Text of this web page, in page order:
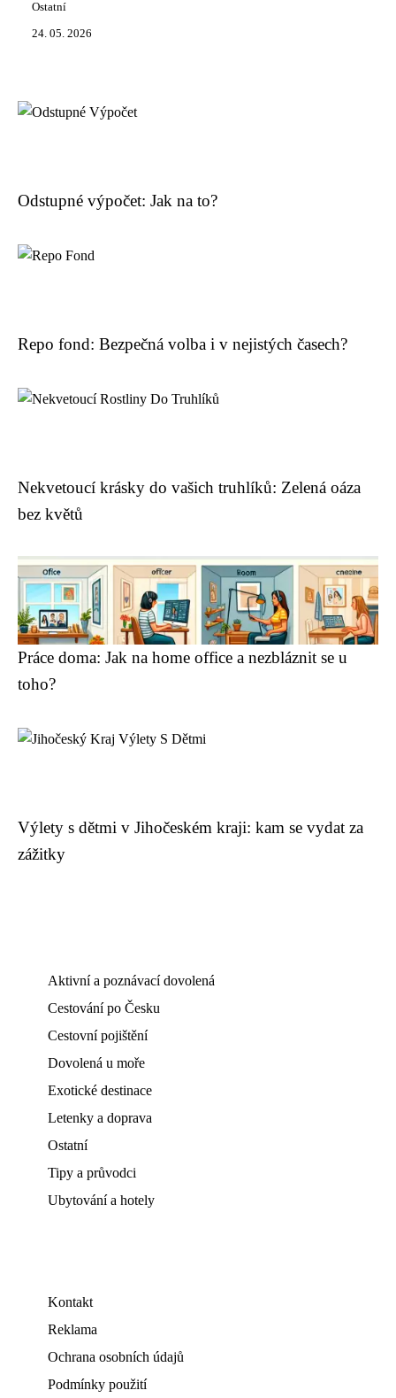
Ostatní
24. 05. 2026
Odstupné výpočet: Jak na to?
Repo fond: Bezpečná volba i v nejistých časech?
Nekvetoucí krásky do vašich truhlíků: Zelená oáza
bez květů
Práce doma: Jak na home office a nezbláznit se u
toho?
Výlety s dětmi v Jihočeském kraji: kam se vydat za
zážitky
Aktivní a poznávací dovolená
Cestování po Česku
Cestovní pojištění
Dovolená u moře
Exotické destinace
Letenky a doprava
Ostatní
Tipy a průvodci
Ubytování a hotely
Kontakt
Reklama
Ochrana osobních údajů
Podmínky použití